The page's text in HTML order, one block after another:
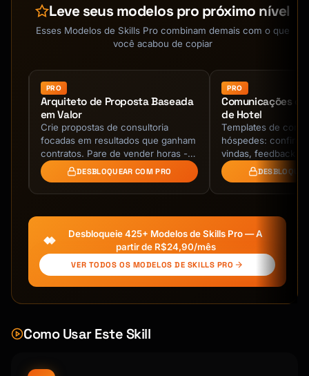
| Retention | Delight | Tutorials, Updates,
Community |
### SEO-Optimized Format
```
Title: [Primary Keyword + Benefit]
Meta description: [155 chars with keyword +
CTA]
Introduction: (100-150 words)
- Hook with pain point or statistic
- Include primary keyword
H2: [Section with keyword variation]
- 2-3 paragraphs
- Bullet points or numbered list
- Internal link
H2: [Section with keyword variation]
Leve seus modelos pro próximo nível
Esses Modelos de Skills Pro combinam demais com o que
você acabou de copiar
PRO
Arquiteto de Proposta Baseada
em Valor
Crie propostas de consultoria
focadas em resultados que ganham
contratos. Pare de vender horas -
venda valor de negócio com
justificativa de ROI, …
DESBLOQUEAR COM PRO
PRO
Comunicações
de Hotel
Templates de
hóspedes:
vindas, feedback e
Hospitalidade
Desbloqueie 425+ Modelos de Skills Pro — A
partir de R$24,90/mês
VER TODOS OS MODELOS DE SKILLS PRO
Como Usar Este Skill